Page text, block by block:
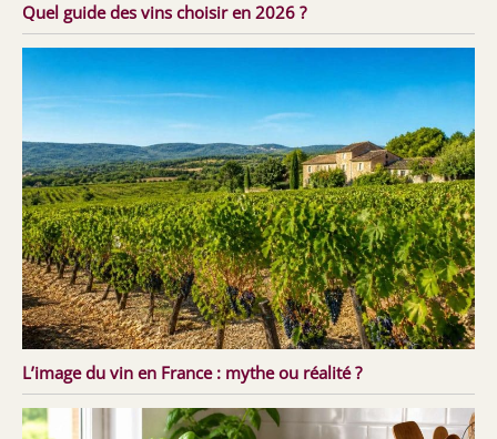
Quel guide des vins choisir en 2026 ?
L’image du vin en France : mythe ou réalité ?